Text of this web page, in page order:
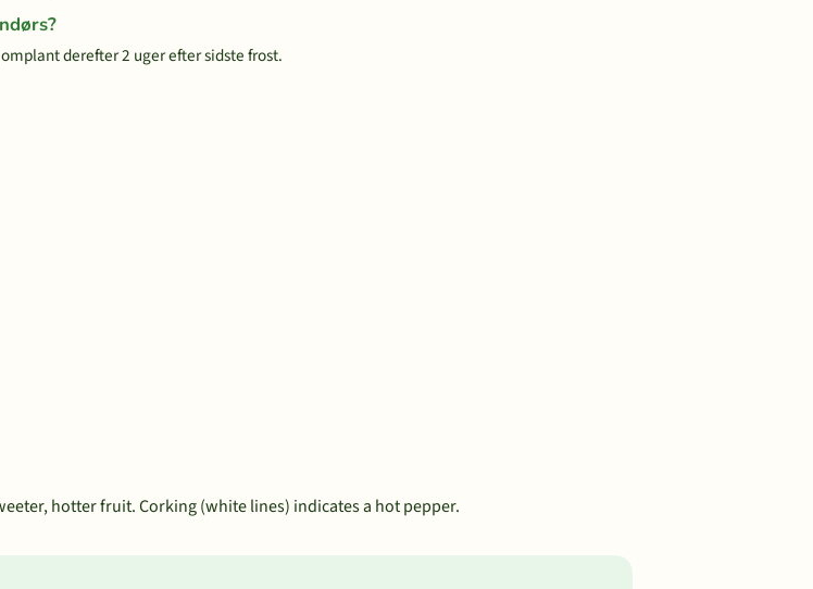
derefter 2 uger efter sidste frost.
hotter fruit. Corking (white lines) indicates a hot pepper.